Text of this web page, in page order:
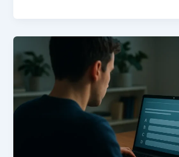
meilleur
de
soutien
scolaire